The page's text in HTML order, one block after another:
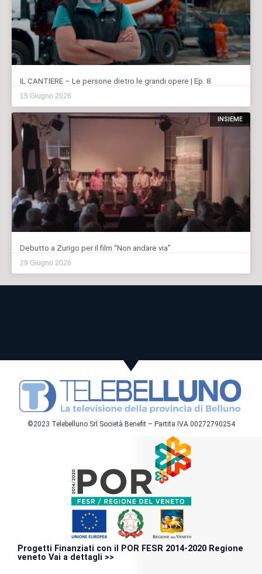
IL CANTIERE – Le persone dietro le grandi opere | Ep. 8
15 Giugno 2026
INSIEME
Debutto a Zurigo per il film “Non andare via”
29 Giugno 2026
©2023 Telebelluno Srl Società Benefit – Partita IVA 00272790254
Progetti Finanziati con il POR FESR 2014-2020 Regione
veneto Vai a dettagli >>